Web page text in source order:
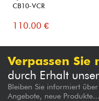
CB10-VCR
110.00 €
Verpassen Sie
durch Erhalt
Bleiben Sie informiert
Angebote, neue Produkte...